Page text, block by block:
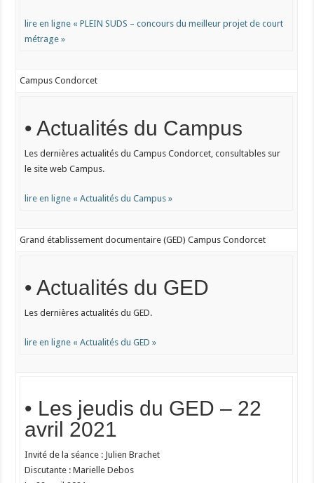
lire en ligne « PLEIN SUDS – concours du meilleur projet de court
métrage »
Campus Condorcet
• Actualités du Campus
Les dernières actualités du Campus Condorcet, consultables sur
le site web Campus.
lire en ligne « Actualités du Campus »
Grand établissement documentaire (GED) Campus Condorcet
• Actualités du GED
Les dernières actualités du GED.
lire en ligne « Actualités du GED »
• Les jeudis du GED – 22
avril 2021
Invité de la séance : Julien Brachet
Discutante : Marielle Debos